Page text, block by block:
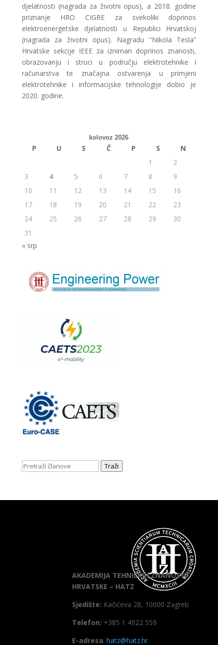
djelatnosti (nagrada za životni opus), a 2018. godine
priznanje HRO CIGRE za svekoliki doprinos
elektroenergetske djelatnosti u Republici Hrvatskoj
(nagrada za životni opus). Nagradu “Nikola Tesla”
Hrvatske sekcije IEEE za izniman doprinos znanosti,
obrazovanju i struci u području elektrotehnike i
računarstva te značajna ostvarenja u primjeni
elektrotehnike i informacijske tehnologije dobio je
2020. godine.
kolovoz 2026
P U S Č P S
N
1
2
3
4 5 6 7 8
9
10
11 12 13 14 15
16
17
18 19 20 21 22
23
24
25 26 27 28 29
30
31
« srp
Traži
AKADEMIJA TEHNIČKIH ZNANOSTI
HRVATSKE – HATZ
Sjedište: Kačićeva 28, 10000 Zagreb
Telefon: +385 1 4922 559
E-adresa: hatz@hatz.hr